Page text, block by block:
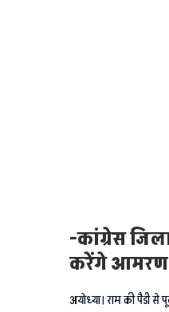
-कांग्रेस
करेंगे
अयोध्या। राम की पैडी से